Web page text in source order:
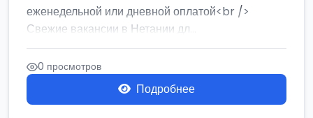
еженедельной или дневной оплатой<br />
Свежие вакансии в Нетании дл...
0 просмотров
Подробнее